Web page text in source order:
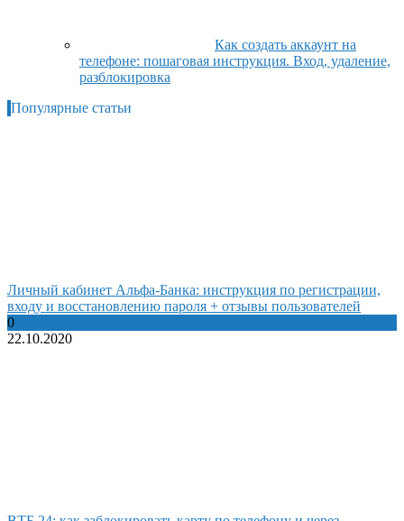
Как создать аккаунт на
телефоне: пошаговая инструкция. Вход, удаление,
разблокировка
Популярные статьи
Личный кабинет Альфа-Банка: инструкция по регистрации,
входу и восстановлению пароля + отзывы пользователей
0
22.10.2020